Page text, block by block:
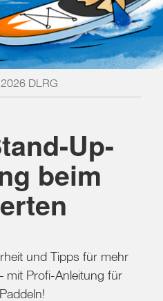
DLRG
Up-
beim
und Tipps für mehr
mit Profi-Anleitung für